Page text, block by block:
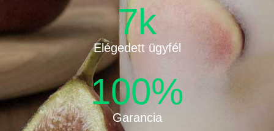
Elégedett ügyfél
7k
Garancia
100%